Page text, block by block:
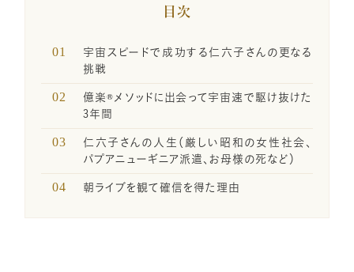
SNSのご案内
引き寄せレポート
企業・経営者向け研修のご案内
目次
宇宙スピードで成功する仁六子さんの更なる
挑戦
億楽®メソッドに出会って宇宙速で駆け抜けた
3年間
仁六子さんの人生（厳しい昭和の女性社会、
パプアニューギニア派遣、お母様の死など）
朝ライブを観て確信を得た理由